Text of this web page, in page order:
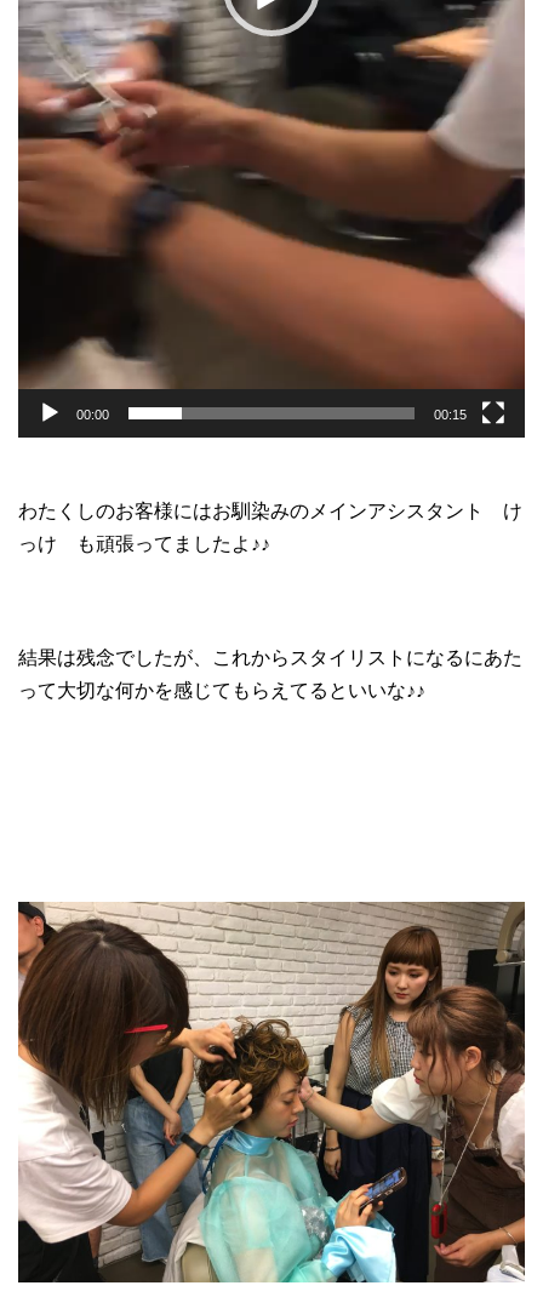
00:00 00:15
わたくしのお客様にはお馴染みのメインアシスタント け
っけ も頑張ってましたよ♪♪
結果は残念でしたが、これからスタイリストになるにあた
って大切な何かを感じてもらえてるといいな♪♪